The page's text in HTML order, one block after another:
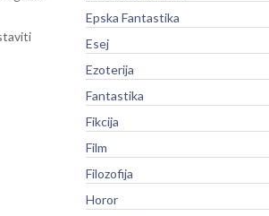
Epska Fantastika
Esej
Ezoterija
Fantastika
Fikcija
Film
Filozofija
Horor